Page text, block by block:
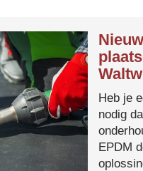
Heb je
nodig
EPDM